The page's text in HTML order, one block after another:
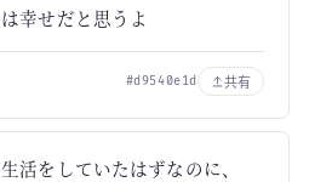
幸せだと思うよ
#d9540e1d 共有
活をしていたはずなのに、